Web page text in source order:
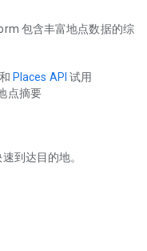
包含丰富地点数据的综
和 Places API 试用
点摘要
到达目的地。